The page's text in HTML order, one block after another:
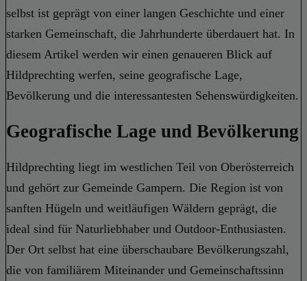
selbst ist geprägt von einer langen Geschichte und einer
starken Gemeinschaft, die Jahrhunderte überdauert hat. In
diesem Artikel werden wir einen genaueren Blick auf
Hildprechting werfen, seine geografische Lage,
Bevölkerung und die interessantesten Sehenswürdigkeiten.
Geografische Lage und Bevölkerung
Hildprechting liegt im westlichen Teil von Oberösterreich
und gehört zur Gemeinde Gampern. Die Region ist von
sanften Hügeln und weitläufigen Wäldern geprägt, die
ideal sind für Naturliebhaber und Outdoor-Enthusiasten.
Der Ort selbst hat eine überschaubare Bevölkerungszahl,
die von familiärem Miteinander und Gemeinschaftssinn